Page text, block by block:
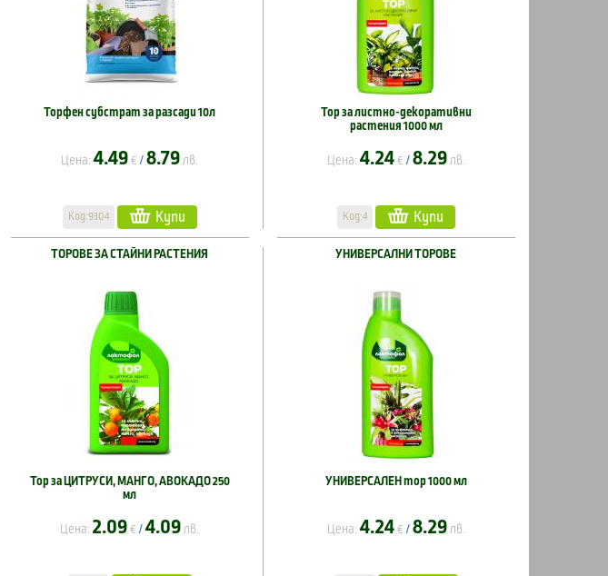
Торфен субстрат за разсади 10л
Цена: 4.49 € /8.79 лв.
Код:9304 Купи
Тор за листно-декоративни
растения 1000 мл
Цена: 4.24 € / 8.29 лв.
Код:4 Купи
ТОРОВЕ ЗА СТАЙНИ РАСТЕНИЯ
Тор за ЦИТРУСИ, МАНГО, АВОКАДО 250
мл
Цена: 2.09 € /4.09 лв.
УНИВЕРСАЛНИ ТОРОВЕ
УНИВЕРСАЛЕН тор 1000 мл
Цена: 4.24 € / 8.29 лв.